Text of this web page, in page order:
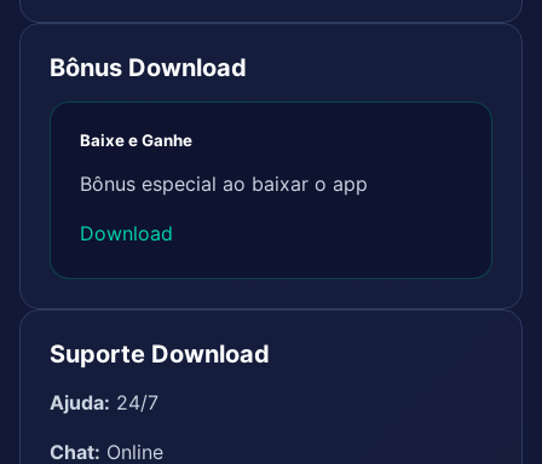
Bônus Download
Baixe e Ganhe
Bônus especial ao baixar o app
Download
Suporte Download
Ajuda: 24/7
Chat: Online